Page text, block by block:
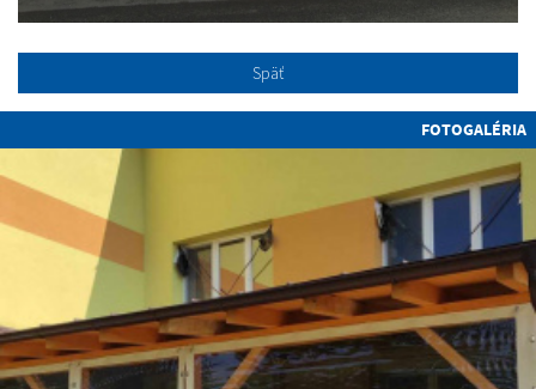
Späť
FOTOGALÉRIA